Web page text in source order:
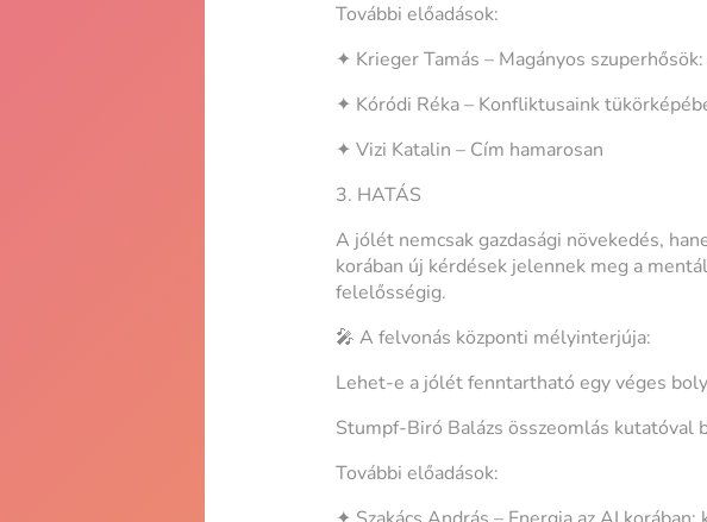
További előadások:
✦ Krieger Tamás – Magányos
✦ Kóródi Réka – Konfliktusaink
✦ Vizi Katalin – Cím hamarosan
3. HATÁS
A jólét nemcsak gazdasági növekedés,
korában új kérdések jelennek meg a
felelősségig.
🎤 A felvonás központi mélyinterjúja:
Lehet-e a jólét fenntartható egy véges
Stumpf-Biró Balázs összeomlás kutatóval
További előadások: